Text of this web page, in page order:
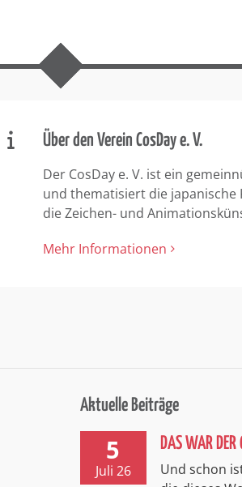
Über den Verein CosDay e. V.
Der CosDay e. V. ist ein
und thematisiert die
die Zeichen- und
Mehr Informationen
Aktuelle Beiträge
5
Juli 26
DAS WAR
Und schon